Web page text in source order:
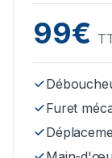
99€
Furet